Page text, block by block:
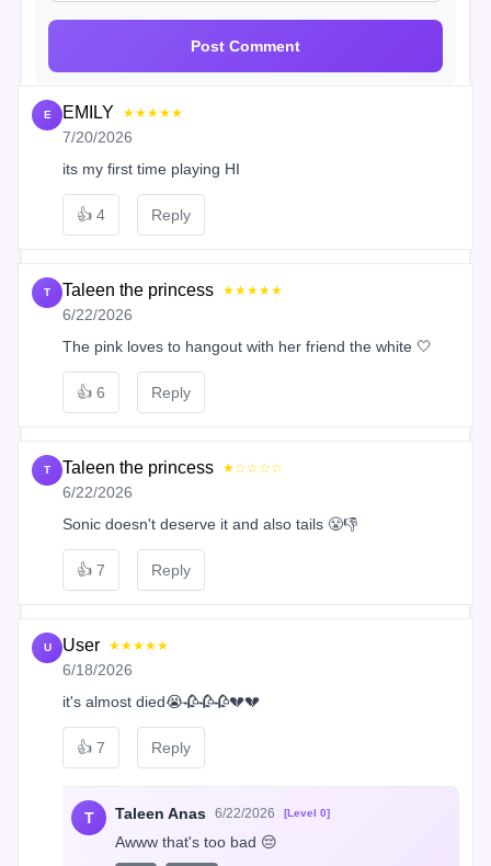
Post Comment
E EMILY ★★★★★
7/20/2026
its my first time playing HI
👍 4 Reply
T Taleen the princess ★★★★★
6/22/2026
The pink loves to hangout with her friend the white 🤍
👍 6 Reply
T Taleen the princess ★☆☆☆☆
6/22/2026
Sonic doesn't deserve it and also tails 😤👎
👍 7 Reply
U User ★★★★★
6/18/2026
it's almost died😭🥀🥀🥀💔💔
👍 7 Reply
T Taleen Anas 6/22/2026 [Level 0]
Awww that's too bad 😔